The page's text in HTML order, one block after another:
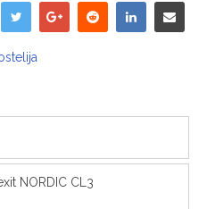
NORDIC CL3